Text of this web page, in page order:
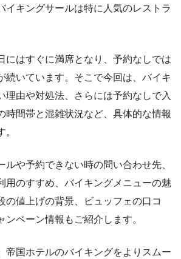
イキングサールは特に人気のレストラ
にはすぐに満席となり、予約なしでは
続いています。そこで今回は、バイキ
理由や対処法、さらには予約なしで入
時間帯と混雑状況など、具体的な情報
ルや予約できない時の問い合わせ先、
用のすすめ、バイキングメニューの魅
の値上げの背景、ビュッフェの口コ
ンペーン情報もご紹介します。
帝国ホテルのバイキングをよりスムー